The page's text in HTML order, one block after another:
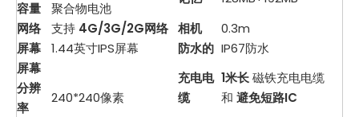
容量
聚合物电池
网络
支持 4G/3G/2G网络 相机
0.3m
屏幕
1.44英寸IPS屏幕 防水的 IP67防水
屏幕
分辨
率
240*240像素
充电电
缆
1米长磁铁充电电缆
和 避免短路IC